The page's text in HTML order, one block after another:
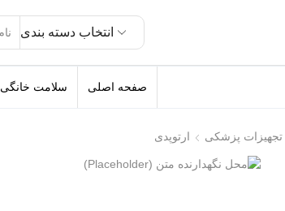
انتخاب دسته بندی
صفحه اصلی سلامت خانگی
تجهیزات پزشکی ارتوپدی